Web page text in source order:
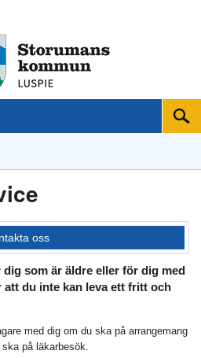
Sök
oss
som är äldre eller för dig med
du inte kan leva ett fritt och
med dig om du ska på arrangemang
på läkarbesök.